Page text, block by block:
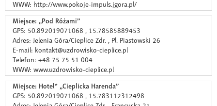
WWW: http://www.pokoje-impuls.jgora.pl/
Miejsce: „Pod Różami”
GPS: 50.892019071068 , 15.78585889453
Adres: Jelenia Góra/Cieplice Zdr. , Pl. Piastowski 26
E-mail: kontakt@uzdrowisko-cieplice.pl
Telefon: +48 75 75 51 004
WWW: www.uzdrowisko-cieplice.pl
Miejsce: Hotel* „Cieplicka Harenda”
GPS: 50.892019071068 , 15.783112312498